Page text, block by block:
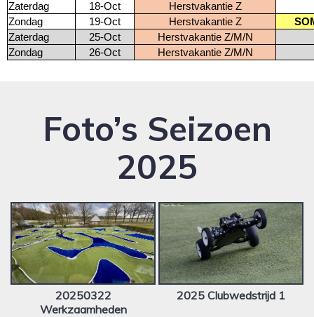
Zaterdag
18-Oct
Herstvakantie Z
Zondag
19-Oct Herstvakantie Z
Zaterdag
25-Oct
Herstvakantie Z/M/N
Zondag
26-Oct Herstvakantie Z/M/N
Foto’s Seizoen
2025
20250322
Werkzaamheden
2025 Clubwedstrijd 1